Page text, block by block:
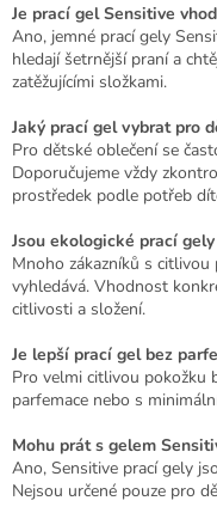
Je prací gel Sensitive
Ano, jemné prací gely
hledají šetrnější praní a
zatěžujícími složkami.
Jaký prací gel vybrat pro
Pro dětské oblečení se
Doporučujeme vždy
prostředek podle potřeb
Jsou ekologické prací
Mnoho zákazníků s
vyhledává. Vhodnost
citlivosti a složení.
Je lepší prací gel bez
Pro velmi citlivou pokožku
parfemace nebo s
Mohu prát s gelem
Ano, Sensitive prací gely
Nejsou určené pouze pro